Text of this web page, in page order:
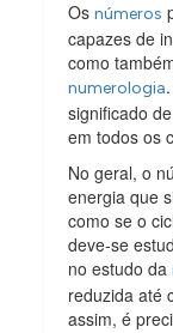
Osnúmeros
capazes de
como
numerologia
significado
em todos os
No geral, o
energia que
como se o
deve-se
no estudo da
reduzida até
assim, é